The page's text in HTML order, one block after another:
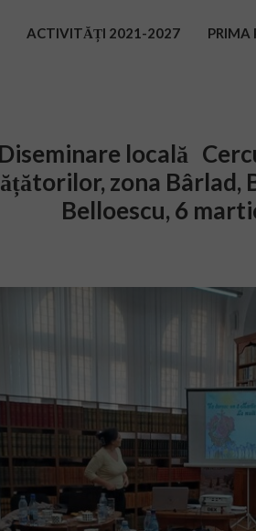
Diseminare locală
zona Bârlad,
Belloescu, 6
ACTIVITĂȚI 2021-2027 PRIMA